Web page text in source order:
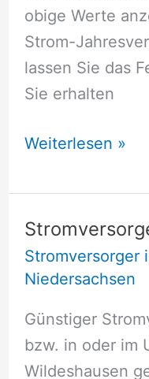
obige Werte
Strom-
lassen Sie das
Sie erhalten
Stromversorger
Weiterlesen »
Stromversorger
Niedersachsen
Günstiger
bzw. in oder im
Wildeshausen